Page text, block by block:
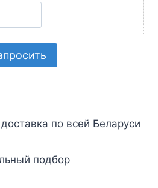
по всей Беларуси
подбор